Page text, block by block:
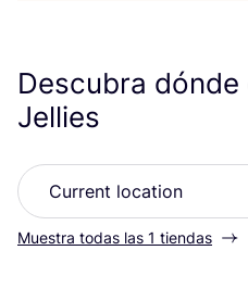
Descubra
Jellies
Muestra todas las 1 tiendas